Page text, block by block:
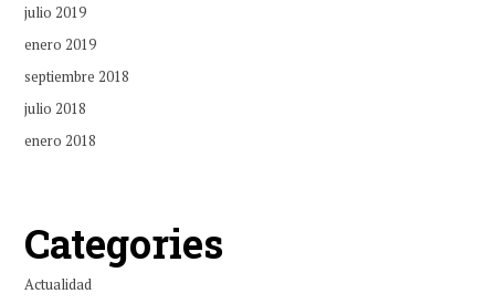
julio 2019
enero 2019
septiembre 2018
julio 2018
enero 2018
Categories
Actualidad